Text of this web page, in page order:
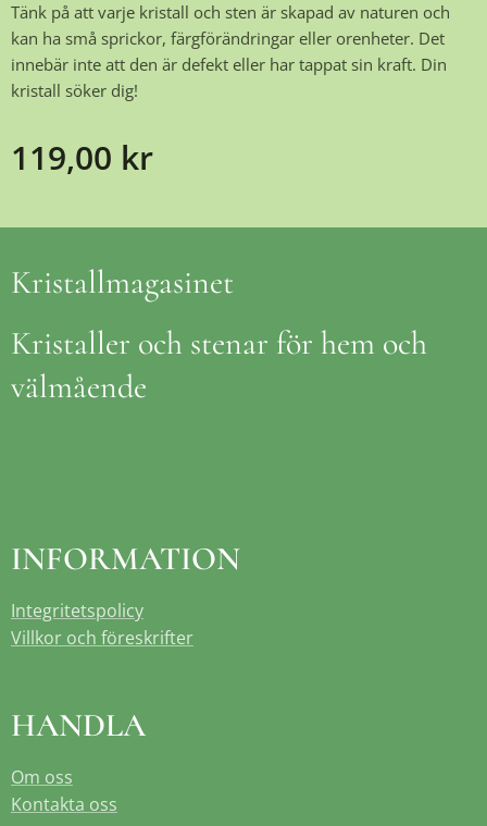
Tänk på att varje kristall och sten är skapad av naturen och
kan ha små sprickor, färgförändringar eller orenheter. Det
innebär inte att den är defekt eller har tappat sin kraft. Din
kristall söker dig!
119,00 kr
Kristallmagasinet
Kristaller och stenar för hem och
välmående
INFORMATION
Integritetspolicy
Villkor och föreskrifter
HANDLA
Om oss
Kontakta oss